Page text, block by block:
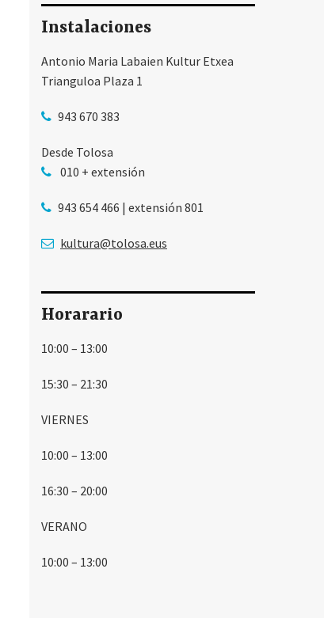
Instalaciones
Antonio Maria Labaien Kultur Etxea
Trianguloa Plaza 1
943 670 383
Desde Tolosa
010 + extensión
943 654 466 | extensión 801
kultura@tolosa.eus
Horarario
10:00 – 13:00
15:30 – 21:30
VIERNES
10:00 – 13:00
16:30 – 20:00
VERANO
10:00 – 13:00